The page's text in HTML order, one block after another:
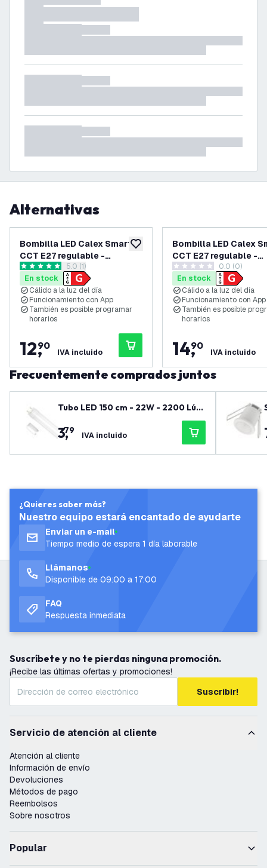
Alternativas
añadir a lista de deseos
Bombilla LED Calex Smart
CCT E27 regulable -
Bluetooth Mesh - 7W
abrir el panel de reseñas
5 estrellas de puntuación
5.0 (1)
En stock
Cálido a la luz del día
Funcionamiento con App
También es posible programar
horarios
12,
90
IVA incluido
Bombilla LED Calex
CCT E27 regulable -
Bluetooth Mesh - 7W
0 estrellas de puntuación
0.0 (0)
En stock
Cálido a la luz del día
Funcionamiento con App
También es posible
horarios
14,
90
IVA incluido
Frecuentemente comprados juntos
Tubo LED 150 cm - 22W - 2200 Lúm
enes - 6500K - 3 años de garantía
3,
79 IVA incluido
¿Quieres saber más?
Nuestro equipo estará encantado de ayudarte
Enviar un e-mail
Tiempo medio de espera 1 día laborable
Llámanos
Disponible de 09:00 a 17:00
FAQ
Respuesta inmediata
Suscríbete y no te pierdas ninguna promoción.
¡Recibe las últimas ofertas y promociones!
Suscribir!
Servicio de atención al cliente
Atención al cliente
Información de envío
Devoluciones
Métodos de pago
Reembolsos
Sobre nosotros
Popular